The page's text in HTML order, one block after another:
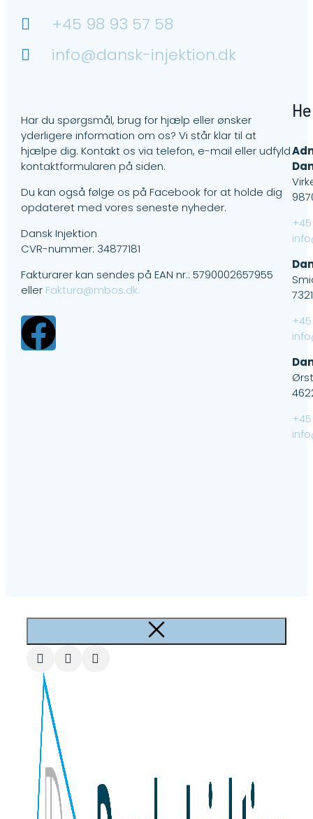
+45 98 93 57 58
info@dansk-injektion.dk
Har du spørgsmål, brug for hjælp eller ønsker
yderligere information om os? Vi står klar til at
hjælpe dig. Kontakt os via telefon, e-mail eller udfyld
kontaktformularen på siden.
Du kan også følge os på Facebook for at holde dig
opdateret med vores seneste nyheder.
Dansk Injektion
CVR-nummer: 34877181
Fakturarer kan sendes på EAN nr.: 5790002657955
eller Faktura@mbos.dk.